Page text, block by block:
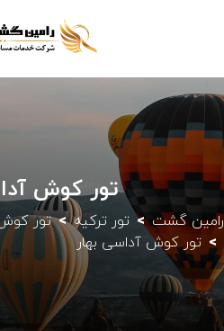
تور کوش
رامین گشت تور ترکیه
تور
تور کوش آداسی بهار